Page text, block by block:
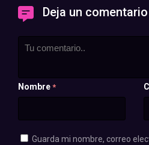
Deja un comentario
Nombre *
Guarda mi nombre, correo